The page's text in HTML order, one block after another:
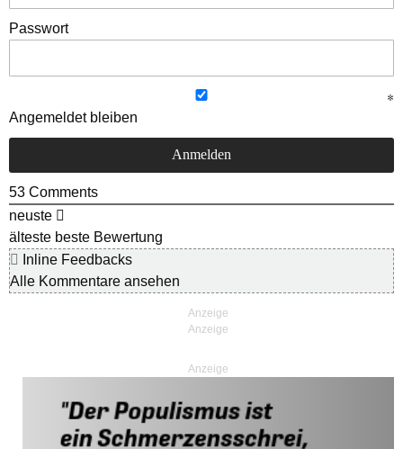
Passwort
Angemeldet bleiben
53 Comments
neuste
älteste beste Bewertung
Inline Feedbacks
Alle Kommentare ansehen
Anzeige